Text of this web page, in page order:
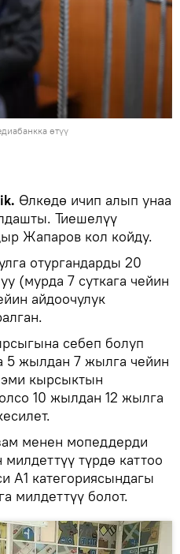
өтүү
Өлкөдө ичип алып унаа
Тиешелүү
Жапаров кол койду.
отургандарды 20
(мурда 7 суткага чейин
айдоочулук
себеп болуп
5 жылдан 7 жылга чейин
кырсыктын
10 жылдан 12 жылга
менен мопеддерди
түрдө каттоо
А1 категориясындагы
милдеттүү болот.